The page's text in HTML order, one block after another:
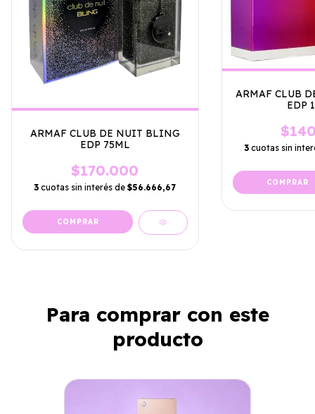
ARMAF CLUB DE NUIT BLING
EDP 75ML
$170.000
3 cuotas sin interés de$56.666,67
ARMAF CLUB
EDP
3 cuotas sin
Para comprar con este
producto